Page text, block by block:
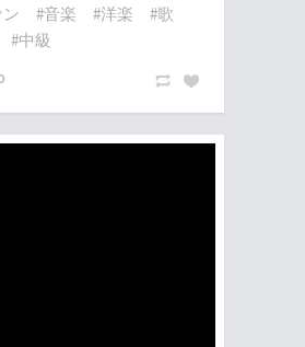
#音楽 #洋楽
#歌
#中級